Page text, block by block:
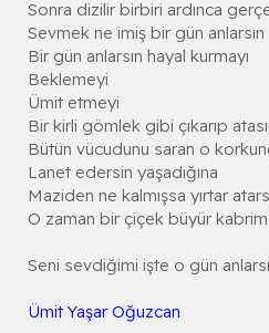
Sonra dizilir birbiri ardınca
Sevmek ne imiş bir gün anlarsın
Bir gün anlarsın hayal kurmayı
Beklemeyi
Ümit etmeyi
Bir kirli gömlek gibi çıkarıp
Bütün vücudunu saran o
Lanet edersin yaşadığına
Maziden ne kalmışsa yırtar
O zaman bir çiçek büyür
Seni sevdiğimi işte o gün
Ümit Yaşar Oğuzcan